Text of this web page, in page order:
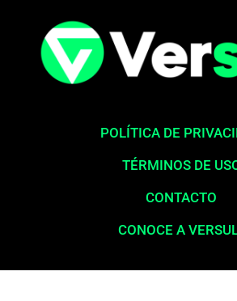
POLÍTICA DE
TÉRMINOS DE
CONTACTO
CONOCE A